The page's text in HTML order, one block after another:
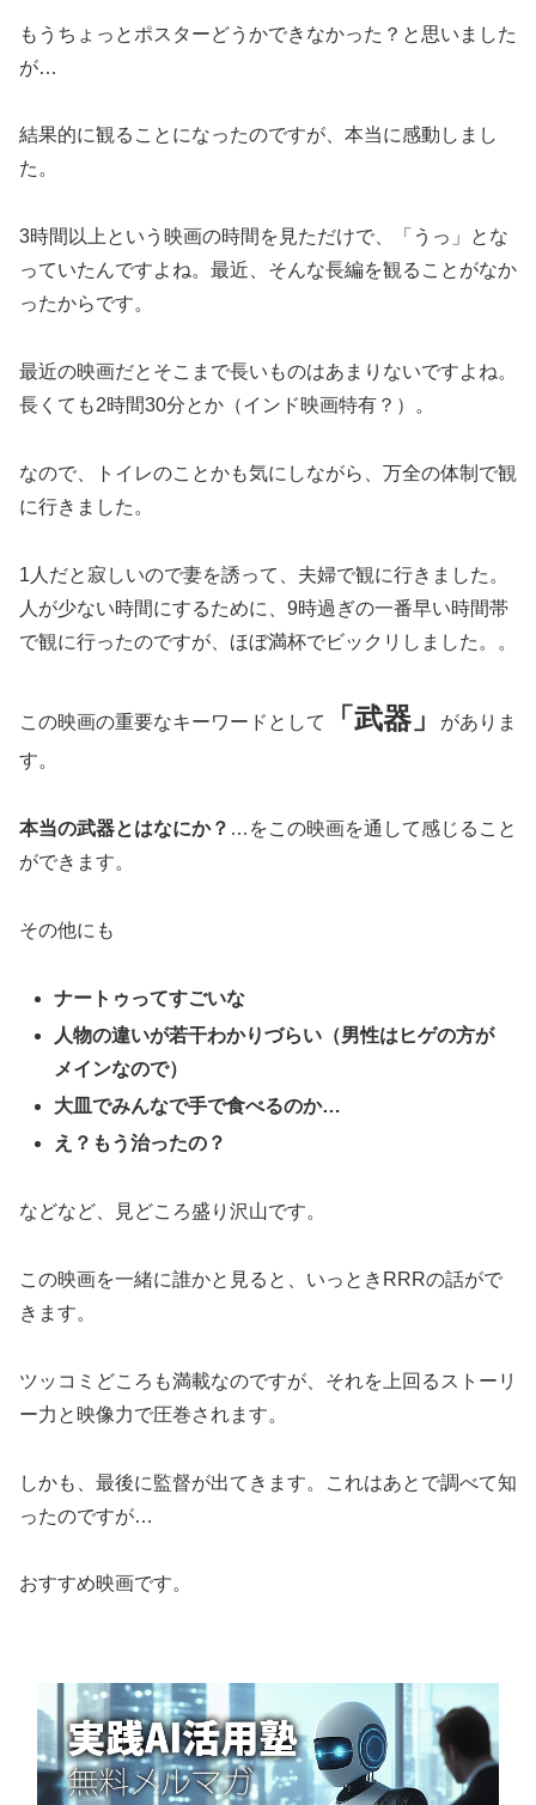
もうちょっとポスターどうかできなかった？と思いました
が…
結果的に観ることになったのですが、本当に感動しまし
た。
3時間以上という映画の時間を見ただけで、「うっ」とな
っていたんですよね。最近、そんな長編を観ることがなか
ったからです。
最近の映画だとそこまで長いものはあまりないですよね。
長くても2時間30分とか（インド映画特有？）。
なので、トイレのことかも気にしながら、万全の体制で観
に行きました。
1人だと寂しいので妻を誘って、夫婦で観に行きました。
人が少ない時間にするために、9時過ぎの一番早い時間帯
で観に行ったのですが、ほぼ満杯でビックリしました。。
この映画の重要なキーワードとして 「武器」
がありま
す。
本当の武器とはなにか？ …をこの映画を通して感じること
ができます。
その他にも
ナートゥってすごいな
人物の違いが若干わかりづらい（男性はヒゲの方が
メインなので）
大皿でみんなで手で食べるのか…
え？もう治ったの？
などなど、見どころ盛り沢山です。
この映画を一緒に誰かと見ると、いっときRRRの話がで
きます。
ツッコミどころも満載なのですが、それを上回るストーリ
ー力と映像力で圧巻されます。
しかも、最後に監督が出てきます。これはあとで調べて知
ったのですが…
おすすめ映画です。